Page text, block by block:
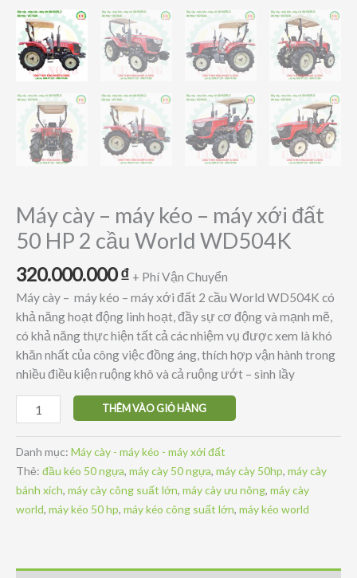
Máy cày – máy kéo – máy xới đất
50 HP 2 cầu World WD504K
320.000.000₫ + Phí Vận Chuyển
Máy cày – máy kéo – máy xới đất 2 cầu World WD504K có
khả năng hoạt động linh hoạt, đầy sự cơ động và mạnh mẽ,
có khả năng thực hiện tất cả các nhiệm vụ được xem là khó
khăn nhất của công việc đồng áng, thích hợp vận hành trong
nhiều điều kiện ruộng khô và cả ruộng ướt – sình lầy
Máy
cày
THÊM VÀO GIỎ HÀNG
Danh mục: Máy cày - máy kéo - máy xới đất
Thẻ: đầu kéo 50 ngựa, máy cày 50 ngựa, máy cày 50hp, máy cày
bánh xích, máy cày công suất lớn, máy cày ưu nông, máy cày
world, máy kéo 50 hp, máy kéo công suất lớn, máy kéo world